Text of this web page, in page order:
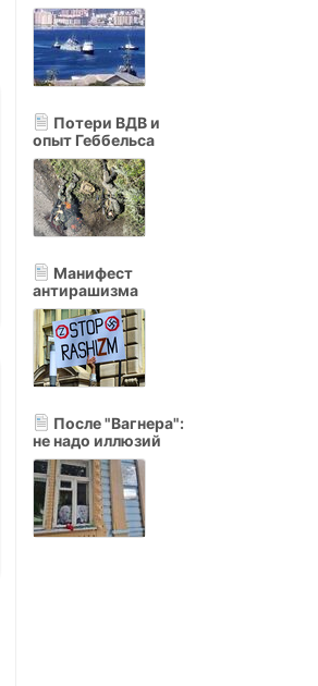
Потери ВДВ и
опыт Геббельса
Манифест
антирашизма
После "Вагнера":
не надо иллюзий